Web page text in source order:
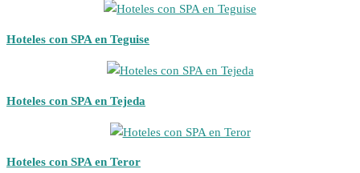
Hoteles con SPA en Teguise
Hoteles con SPA en Tejeda
Hoteles con SPA en Teror